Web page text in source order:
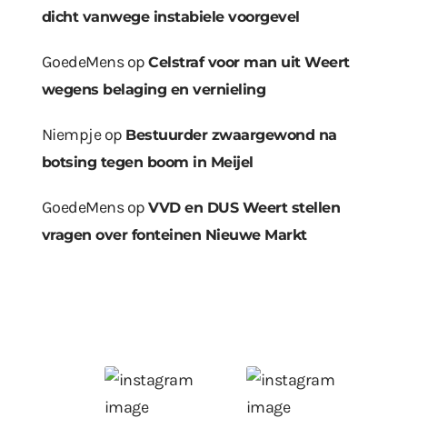
dicht vanwege instabiele voorgevel
GoedeMensopCelstraf voor man uit Weert
wegens belaging en vernieling
Niempjeop Bestuurder zwaargewond na
botsing tegen boom in Meijel
GoedeMensopVVD en DUS Weert stellen
vragen over fonteinen Nieuwe Markt